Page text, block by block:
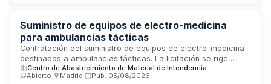
Suministro de equipos de electro-medicina
para ambulancias tácticas
Contratación del suministro de equipos de electro-medicina
destinados a ambulancias tácticas. La licitación se rige
conforme a la Ley de Contratos del Sector Público y está
sujeta a los requisitos de capacidad, solvencia económica,
Centro de Abastecimiento de Material de Intendencia
Abierto
Madrid Pub. 05/08/2026